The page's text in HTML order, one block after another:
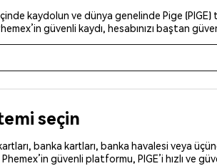
kaydolun ve dünya genelinde Pige (PIGE)
güvenli kaydı, hesabınızı baştan
seçin
banka kartları, banka havalesi veya
güvenli platformu, PIGE’i hızlı ve